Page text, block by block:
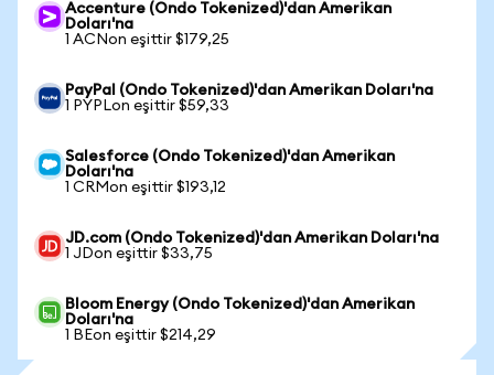
Accenture (Ondo Tokenized)'dan Amerikan
Doları'na
1 ACNon eşittir $179,25
PayPal (Ondo Tokenized)'dan Amerikan Doları'na
1 PYPLon eşittir $59,33
Salesforce (Ondo Tokenized)'dan Amerikan
Doları'na
1 CRMon eşittir $193,12
JD.com (Ondo Tokenized)'dan Amerikan Doları'na
1 JDon eşittir $33,75
Bloom Energy (Ondo Tokenized)'dan Amerikan
Doları'na
1 BEon eşittir $214,29